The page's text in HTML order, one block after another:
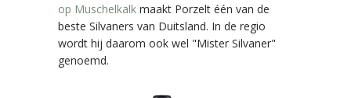
op Muschelkalk maakt Porzelt één van de
beste Silvaners van Duitsland. In de regio
wordt hij daarom ook wel "Mister Silvaner"
genoemd.